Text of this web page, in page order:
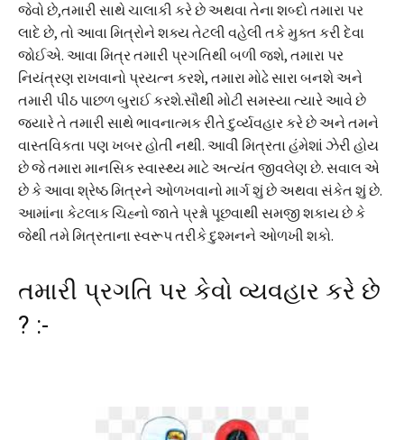
જેવો છે,તમારી સાથે ચાલાકી કરે છે અથવા તેના શબ્દો તમારા પર
લાદે છે, તો આવા મિત્રોને શક્ય તેટલી વહેલી તકે મુક્ત કરી દેવા
જોઈએ. આવા મિત્ર તમારી પ્રગતિથી બળી જશે, તમારા પર
નિયંત્રણ રાખવાનો પ્રયત્ન કરશે, તમારા મોઢે સારા બનશે અને
તમારી પીઠ પાછળ બુરાઈ કરશે.સૌથી મોટી સમસ્યા ત્યારે આવે છે
જ્યારે તે તમારી સાથે ભાવનાત્મક રીતે દુર્વ્યવહાર કરે છે અને તમને
વાસ્તવિકતા પણ ખબર હોતી નથી. આવી મિત્રતા હંમેશાં ઝેરી હોય
છે જે તમારા માનસિક સ્વાસ્થ્ય માટે અત્યંત જીવલેણ છે. સવાલ એ
છે કે આવા શ્રેષ્ઠ મિત્રને ઓળખવાનો માર્ગ શું છે અથવા સંકેત શું છે.
આમાંના કેટલાક ચિહ્નો જાતે પ્રશ્નો પૂછવાથી સમજી શકાય છે કે
જેથી તમે મિત્રતાના સ્વરૂપ તરીકે દુશ્મનને ઓળખી શકો.
તમારી પ્રગતિ પર કેવો વ્યવહાર કરે છે
? :-